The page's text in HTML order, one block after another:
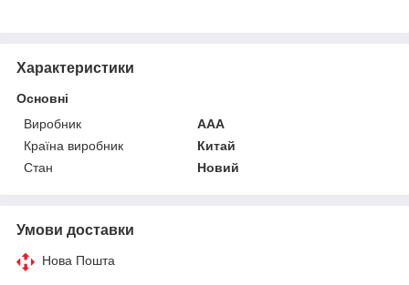
Характеристики
Основні
Виробник
ААА
Країна виробник
Китай
Стан
Новий
Умови доставки
Нова Пошта